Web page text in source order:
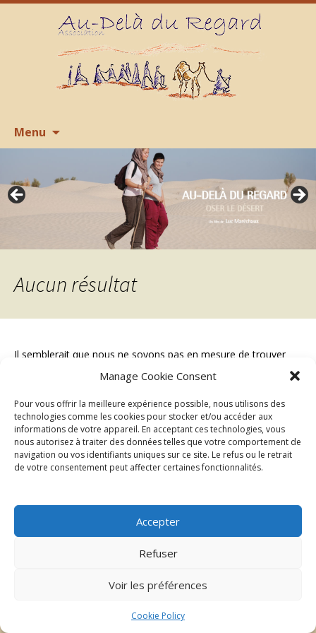
Manage Cookie Consent
Pour vous offrir la meilleure expérience possible, nous utilisons des
technologies comme les cookies pour stocker et/ou accéder aux
informations de votre appareil. En acceptant ces technologies, vous
nous autorisez à traiter des données telles que votre comportement de
navigation ou vos identifiants uniques sur ce site. Le refus ou le retrait
de votre consentement peut affecter certaines fonctionnalités.
Accepter
Refuser
Voir les préférences
Cookie Policy
Menu
contenu
Aucun résultat
Il semblerait que nous ne soyons pas en mesure de trouver
votre contenu. Essayez en lançant une recherche.
Rechercher :